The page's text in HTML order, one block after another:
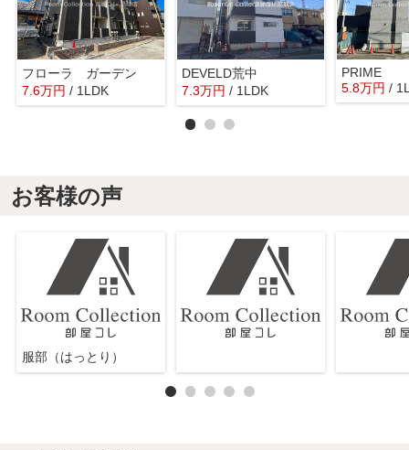
フローラ ガーデン
7.6万円 / 1LDK
DEVELD荒中
7.3万円 / 1LDK
PRIME
5.8万円 /
お客様の声
服部（はっとり）